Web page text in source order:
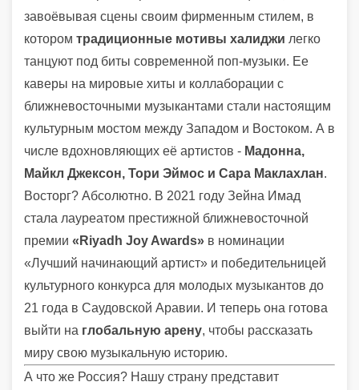
завоёвывая сцены своим фирменным стилем, в
котором традиционные мотивы халиджи легко
танцуют под биты современной поп-музыки. Ее
каверы на мировые хиты и коллаборации с
ближневосточными музыкантами стали настоящим
культурным мостом между Западом и Востоком. А в
числе вдохновляющих её артистов - Мадонна,
Майкл Джексон, Тори Эймос и Сара Маклахлан.
Восторг? Абсолютно. В 2021 году Зейна Имад
стала лауреатом престижной ближневосточной
премии «Riyadh Joy Awards» в номинации
«Лучший начинающий артист» и победительницей
культурного конкурса для молодых музыкантов до
21 года в Саудовской Аравии. И теперь она готова
выйти на глобальную арену, чтобы рассказать
миру свою музыкальную историю.
А что же Россия? Нашу страну представит